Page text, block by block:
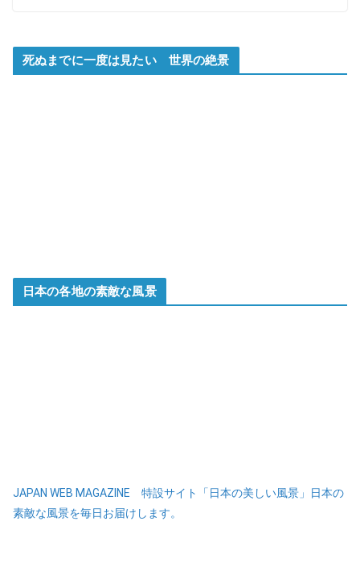
死ぬまでに一度は見たい 世界の絶景
日本の各地の素敵な風景
JAPAN WEB MAGAZINE 特設サイト「日本の美しい風景」日本の
素敵な風景を毎日お届けします。